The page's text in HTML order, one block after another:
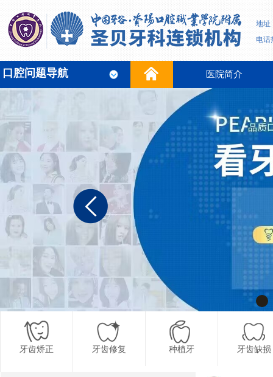
地址
电话
口腔问题导航 医院简介
牙齿矫正 牙齿修复 种植牙 牙齿缺损